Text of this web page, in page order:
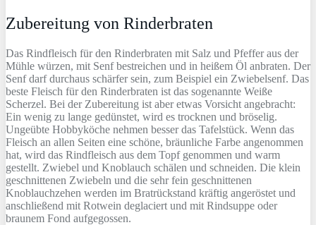
Zubereitung von Rinderbraten
Das Rindfleisch für den Rinderbraten mit Salz und Pfeffer aus der
Mühle würzen, mit Senf bestreichen und in heißem Öl anbraten. Der
Senf darf durchaus schärfer sein, zum Beispiel ein Zwiebelsenf. Das
beste Fleisch für den Rinderbraten ist das sogenannte Weiße
Scherzel. Bei der Zubereitung ist aber etwas Vorsicht angebracht:
Ein wenig zu lange gedünstet, wird es trocknen und bröselig.
Ungeübte Hobbyköche nehmen besser das Tafelstück. Wenn das
Fleisch an allen Seiten eine schöne, bräunliche Farbe angenommen
hat, wird das Rindfleisch aus dem Topf genommen und warm
gestellt. Zwiebel und Knoblauch schälen und schneiden. Die klein
geschnittenen Zwiebeln und die sehr fein geschnittenen
Knoblauchzehen werden im Bratrückstand kräftig angeröstet und
anschließend mit Rotwein deglaciert und mit Rindsuppe oder
braunem Fond aufgegossen.